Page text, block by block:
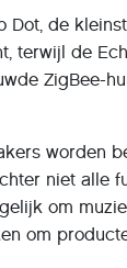
Dot, de
terwijl de
ZigBee-
worden
niet alle
om
om